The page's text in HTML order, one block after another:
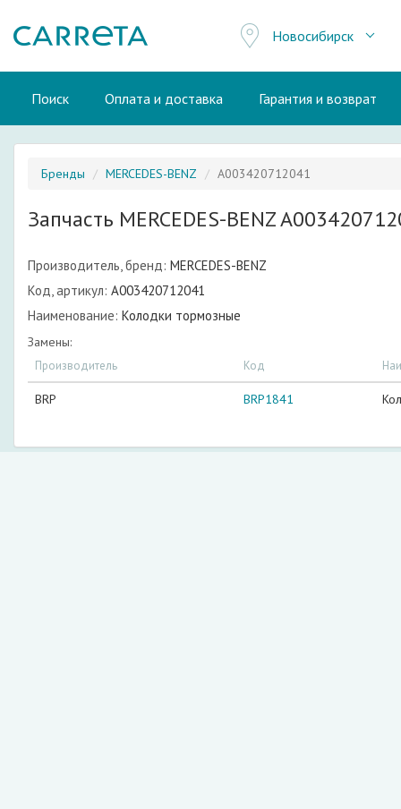
Новосибирск
Поиск Оплата и доставка Гарантия и возврат
Бренды MERCEDES-BENZ A003420712041
Запчасть MERCEDES-BENZ
Производитель, бренд: MERCEDES-BENZ
Код, артикул: A003420712041
Наименование: Колодки тормозные
Замены:
Производитель Код
BRP BRP1841